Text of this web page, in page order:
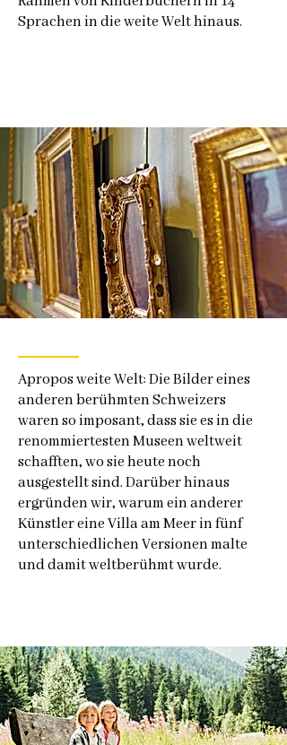
Sprachen in die weite Welt hinaus.
Apropos weite Welt: Die Bilder eines
anderen berühmten Schweizers
waren so imposant, dass sie es in die
renommiertesten Museen weltweit
schafften, wo sie heute noch
ausgestellt sind. Darüber hinaus
ergründen wir, warum ein anderer
Künstler eine Villa am Meer in fünf
unterschiedlichen Versionen malte
und damit weltberühmt wurde.